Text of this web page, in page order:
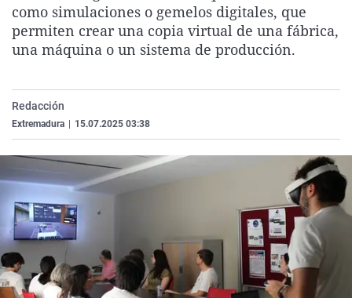
La rosa de los vientos
Gente viajera
Caso
Retornados
Operación Viuda
Extremadura
Galicia
Navarra
Virales
Televisión
como simulaciones o gemelos digitales, que
permiten crear una copia virtual de una fábrica,
una máquina o un sistema de producción.
Redacción
Extremadura 15.07.2025 03:38